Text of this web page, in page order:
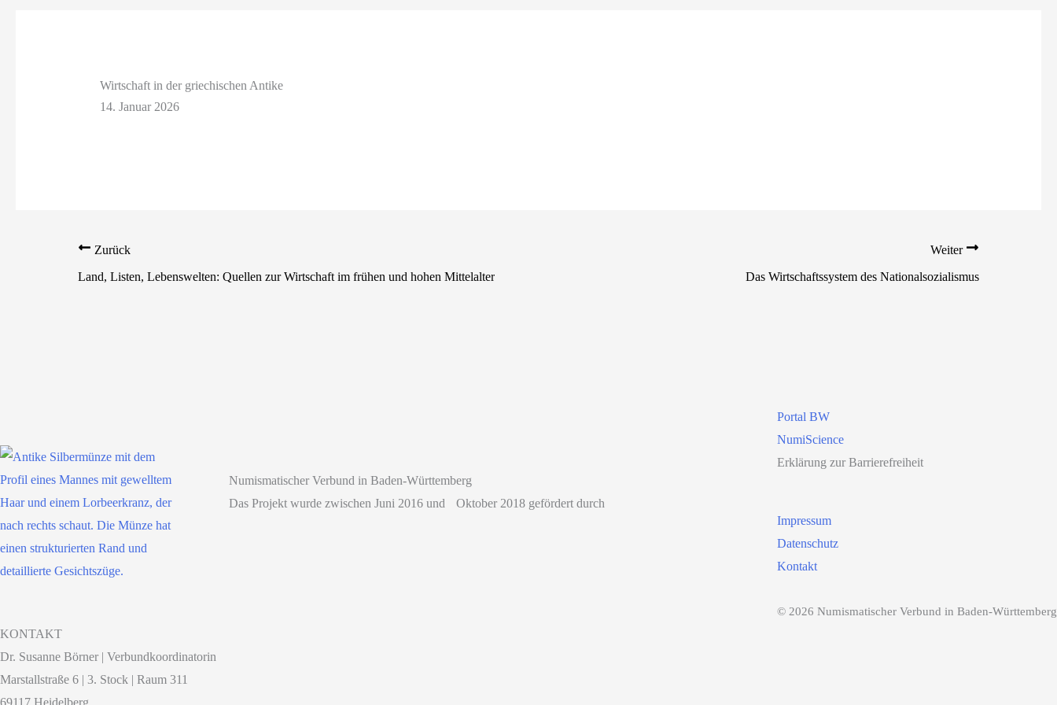
Wirtschaft in der griechischen Antike
14. Januar 2026
Zurück
Land, Listen, Lebenswelten: Quellen zur Wirtschaft im frühen und hohen Mittelalter
Weiter
Das Wirtschaftssystem des Nationalsozialismus
Numismatischer Verbund in Baden-Württemberg
Das Projekt wurde zwischen Juni 2016 und Oktober 2018 gefördert durch
Portal BW
NumiScience
Erklärung zur Barrierefreiheit
Impressum
Datenschutz
Kontakt
© 2026 Numismatischer Verbund in Baden-Württemberg
KONTAKT
Dr. Susanne Börner | Verbundkoordinatorin
Marstallstraße 6 | 3. Stock | Raum 311
69117 Heidelberg